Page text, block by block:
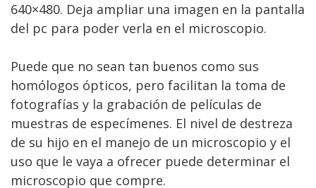
640×480. Deja ampliar una imagen en la pantalla
del pc para poder verla en el microscopio.
Puede que no sean tan buenos como sus
homólogos ópticos, pero facilitan la toma de
fotografías y la grabación de películas de
muestras de especímenes. El nivel de destreza
de su hijo en el manejo de un microscopio y el
uso que le vaya a ofrecer puede determinar el
microscopio que compre.